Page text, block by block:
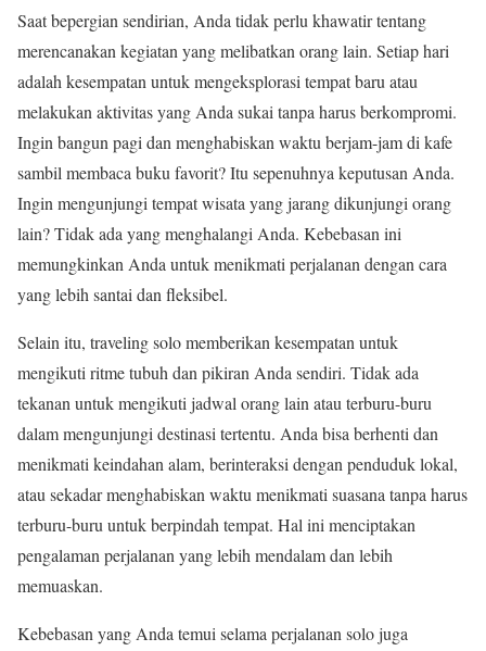
Saat bepergian sendirian, Anda tidak perlu khawatir tentang
merencanakan kegiatan yang melibatkan orang lain. Setiap hari
adalah kesempatan untuk mengeksplorasi tempat baru atau
melakukan aktivitas yang Anda sukai tanpa harus berkompromi.
Ingin bangun pagi dan menghabiskan waktu berjam-jam di kafe
sambil membaca buku favorit? Itu sepenuhnya keputusan Anda.
Ingin mengunjungi tempat wisata yang jarang dikunjungi orang
lain? Tidak ada yang menghalangi Anda. Kebebasan ini
memungkinkan Anda untuk menikmati perjalanan dengan cara
yang lebih santai dan fleksibel.
Selain itu, traveling solo memberikan kesempatan untuk
mengikuti ritme tubuh dan pikiran Anda sendiri. Tidak ada
tekanan untuk mengikuti jadwal orang lain atau terburu-buru
dalam mengunjungi destinasi tertentu. Anda bisa berhenti dan
menikmati keindahan alam, berinteraksi dengan penduduk lokal,
atau sekadar menghabiskan waktu menikmati suasana tanpa harus
terburu-buru untuk berpindah tempat. Hal ini menciptakan
pengalaman perjalanan yang lebih mendalam dan lebih
memuaskan.
Kebebasan yang Anda temui selama perjalanan solo juga